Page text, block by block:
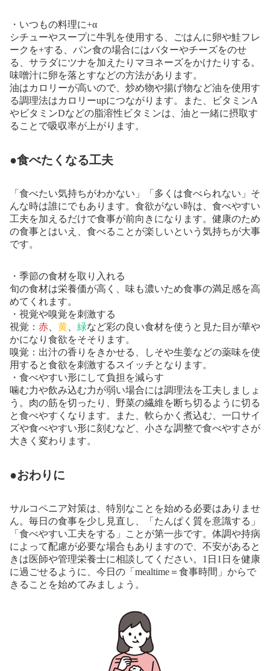
・いつもの料理に+α
シチューやスープに牛乳を使用する、ごはんに卵や鮭フレ
ークを+する、パン食の場合にはバターやチーズをのせ
る、サラダにツナを加えたりマヨネーズをかけたりする。
味噌汁に卵を落とすなどの方法があります。
油はカロリーが高いので、炒め物や揚げ物など油を使用す
る調理法はカロリーupにつながります。また、ビタミンA
やビタミンDなどの脂溶性ビタミンは、油と一緒に摂取す
ることで吸収率が上がります。
●食べたくなる工夫
「食べたい気持ちがわかない」「多くは食べられない」そ
んな時は誰にでもあります。食欲がない時は、食べやすい
工夫を加えるだけで食事が前向きになります。健康のため
の食事とはいえ、食べることが楽しいという気持ちが大事
です。
・季節の食材を取り入れる
旬の食材は栄養価が高く、味も濃いため食事の満足感を高
めてくれます。
・視覚や嗅覚を刺激する
視覚： 赤 黄 緑など彩の良い食材を使うと見た目が華や
かになり食欲をそそります。
嗅覚：出汁の香りをきかせる、しそや生姜などの薬味を使
用すると食欲を刺激するスイッチとなります。
・食べやすい形にして負担を減らす
噛む力や飲み込む力が弱い場合には調理法を工夫しましょ
う。肉の筋を切ったり、野菜の繊維を断ち切るように切る
と食べやすくなります。また、軟らかく煮込む、一口サイ
ズや食べやすい形に刻むなど、小さな調整で食べやすさが
大きく変わります。
●おわりに
サルコペニア対策は、特別なことを始める必要はありませ
ん。毎日の食事を少し見直し、「たんぱく質を意識する」
「食べやすい工夫をする」ことが第一歩です。体調や持病
によって配慮が必要な場合もありますので、不安があると
きは医師や管理栄養士に相談してください。1日1日を健康
に過ごせるように、今日の「mealtime＝食事時間」からで
きることを始めてみましょう。